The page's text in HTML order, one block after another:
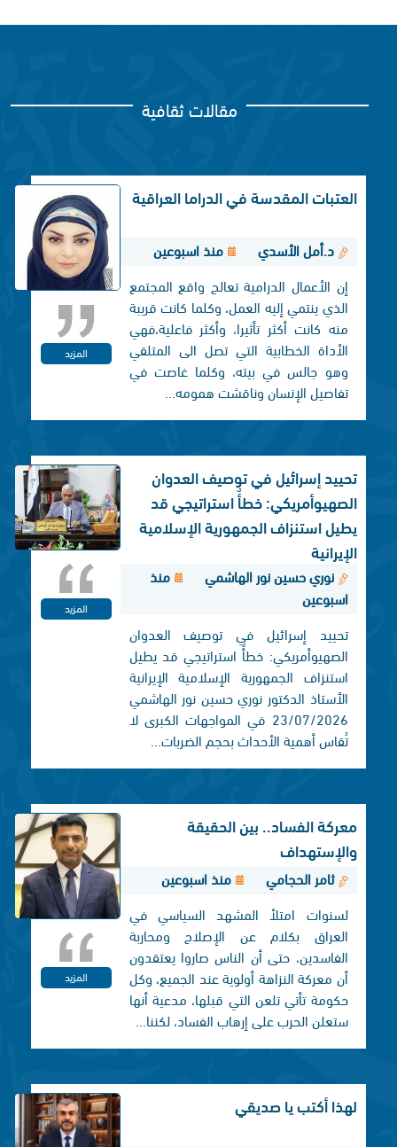
مقالات ثقافية
العتبات المقدسة في الدراما العراقية
د.أمل الأسدي
منذ اسبوعين
إن الأعمال الدرامية تعالج واقع المجتمع
الذي ينتمي إليه العمل، وكلما كانت قريبة
منه كانت أكثر تأثيرا، وأكثر فاعلية،فهي
الأداة الخطابية التي تصل الی المتلقي
وهو جالس في بيته، وكلما غاصت في
تفاصيل الإنسان وناقشت همومه...
المزيد
تحييد إسرائيل في توصيف العدوان
الصهيوأمريكي: خطأٌ استراتيجي قد
يطيل استنزاف الجمهورية الإسلامية
الإيرانية
نوري حسين نور الهاشمي
منذ
اسبوعين
تحييد إسرائيل في توصيف العدوان
الصهيوأمريكي: خطأٌ استراتيجي قد يطيل
استنزاف الجمهورية الإسلامية الإيرانية
الأستاذ الدكتور نوري حسين نور الهاشمي
23/07/2026 في المواجهات الكبرى لا
تُقاس أهمية الأحداث بحجم الضربات...
المزيد
معركة الفساد.. بين الحقيقة
والإستهداف
ثامر الحجامي
منذ اسبوعين
لسنوات امتلأ المشهد السياسي في
العراق بكلام عن الإصلاح ومحاربة
الفاسدين، حتى أن الناس صاروا يعتقدون
أن معركة النزاهة أولوية عند الجميع، وكل
حكومة تأتي تلعن التي قبلها، مدعية أنها
ستعلن الحرب على إرهاب الفساد، لكننا...
المزيد
لهذا أكتب يا صديقي